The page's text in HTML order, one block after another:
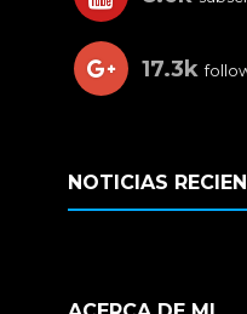
17.3k
NOTICIAS